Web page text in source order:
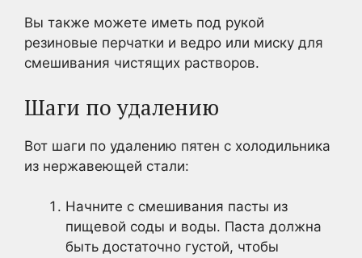
Вы также можете иметь под рукой
резиновые перчатки и ведро или миску для
смешивания чистящих растворов.
Шаги по удалению
Вот шаги по удалению пятен с холодильника
из нержавеющей стали:
Начните с смешивания пасты из
пищевой соды и воды. Паста должна
быть достаточно густой, чтобы